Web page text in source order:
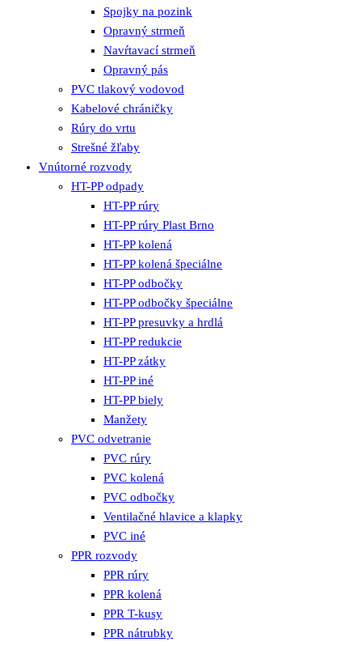
Spojky na pozink
Opravný strmeň
Navŕtavací strmeň
Opravný pás
PVC tlakový vodovod
Kabelové chráničky
Rúry do vrtu
Strešné žľaby
Vnútorné rozvody
HT-PP odpady
HT-PP rúry
HT-PP rúry Plast Brno
HT-PP kolená
HT-PP kolená špeciálne
HT-PP odbočky
HT-PP odbočky špeciálne
HT-PP presuvky a hrdlá
HT-PP redukcie
HT-PP zátky
HT-PP iné
HT-PP biely
Manžety
PVC odvetranie
PVC rúry
PVC kolená
PVC odbočky
Ventilačné hlavice a klapky
PVC iné
PPR rozvody
PPR rúry
PPR kolená
PPR T-kusy
PPR nátrubky